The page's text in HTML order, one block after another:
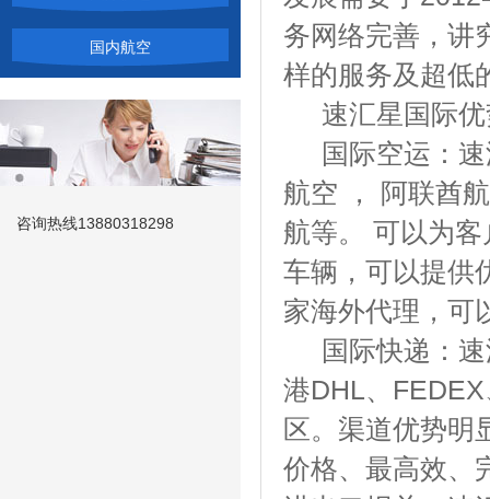
国内航空
咨询热线13880318298
务网络完善，讲
样的服务及超低
速汇星国际优
国际空运：速
航空 ， 阿联酋
航等。 可以为
车辆，可以提供
家海外代理，可
国际快递：速
港DHL、
区。渠道优势明
价格、最高效、